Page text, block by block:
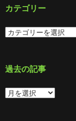
カテゴリー
カ
テ
ー
過去の記事
過
去